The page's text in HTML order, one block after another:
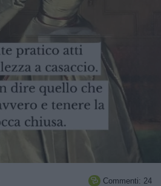
 Commenti: 24